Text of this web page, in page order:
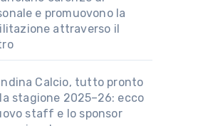
e promuovono la
attraverso il
Calcio, tutto pronto
stagione 2025–26: ecco
staff e lo sponsor